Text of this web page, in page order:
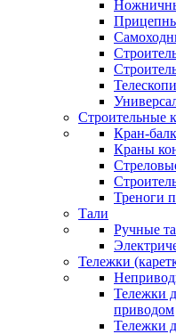
Строительные
Кран-
Краны
Треноги
Тали
Ручные
Тележки
Тележки
приводом
Тележки